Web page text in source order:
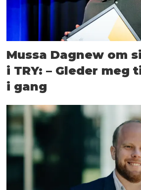
Mussa Dagnew om
i TRY: – Gleder meg
i gang